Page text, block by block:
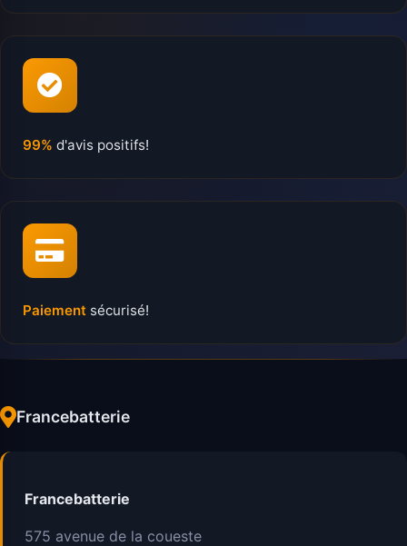
99% d'avis positifs!
Paiement sécurisé!
Francebatterie
Francebatterie
575 avenue de la coueste